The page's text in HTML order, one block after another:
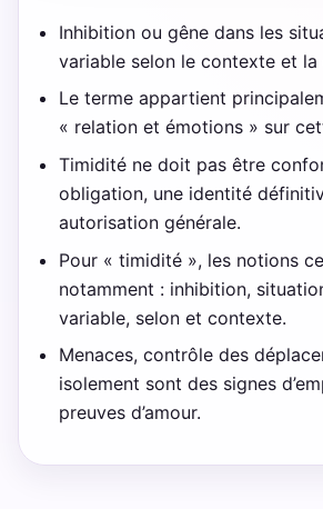
Inhibition ou gêne dans les
variable selon le contexte et la
Le terme appartient
« relation et émotions » sur
Timidité ne doit pas être
obligation, une identité
autorisation générale.
Pour « timidité », les notions
notamment : inhibition,
variable, selon et contexte.
Menaces, contrôle des
isolement sont des signes
preuves d’amour.